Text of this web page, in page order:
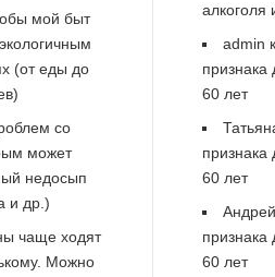
мой быт
(от еды до
со
может
недосып
и др.)
чаще ходят
Можно
алкоголя
admin
60 лет
60 лет
Андрей
60 лет